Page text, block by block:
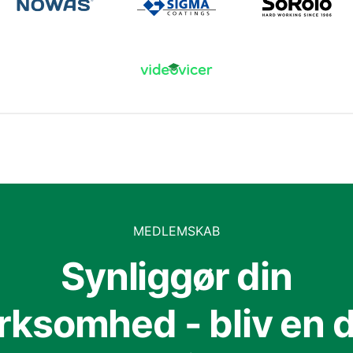
MEDLEMSKAB
Synliggør din
- bliv en